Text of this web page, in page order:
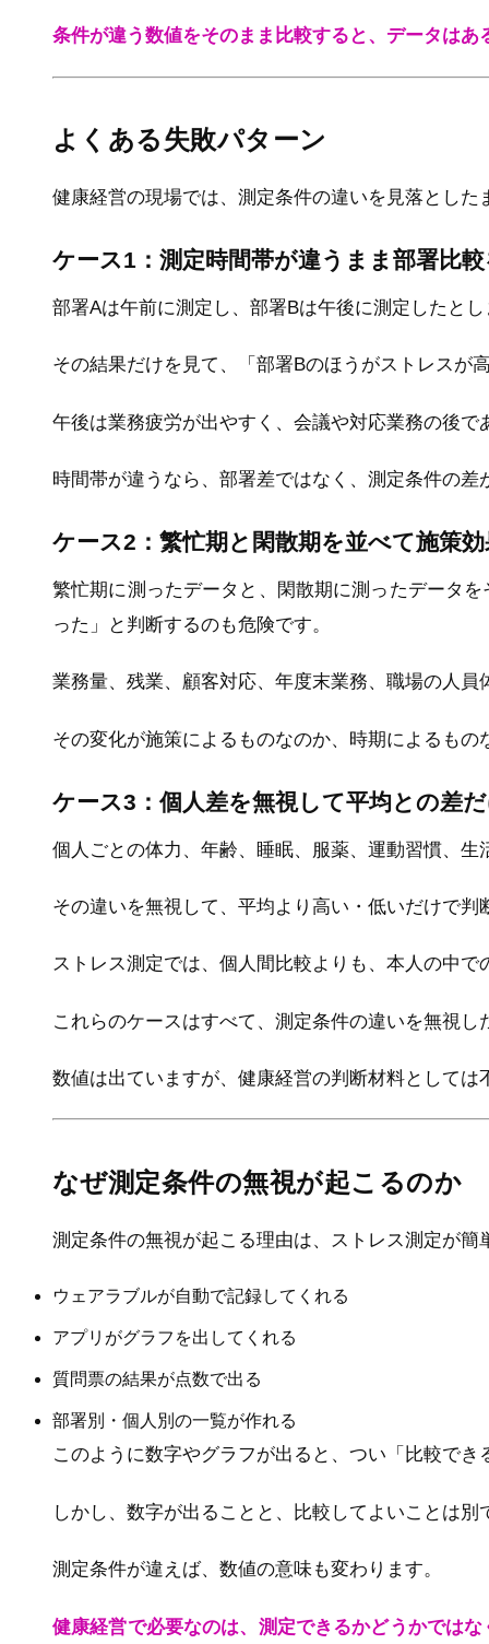
条件が違う数値をそのまま比較すると、データは
よくある失敗パターン
健康経営の現場では、測定条件の違いを見落とし
ケース1：測定時間帯が違うまま部署比
部署Aは午前に測定し、部署Bは午後に測定したと
その結果だけを見て、「部署Bのほうがストレスが
午後は業務疲労が出やすく、会議や対応業務の後
時間帯が違うなら、部署差ではなく、測定条件の
ケース2：繁忙期と閑散期を並べて施策
繁忙期に測ったデータと、閑散期に測ったデータ
った」と判断するのも危険です。
業務量、残業、顧客対応、年度末業務、職場の人
その変化が施策によるものなのか、時期によるも
ケース3：個人差を無視して平均との差
個人ごとの体力、年齢、睡眠、服薬、運動習慣、生
その違いを無視して、平均より高い・低いだけで
ストレス測定では、個人間比較よりも、本人の中
これらのケースはすべて、測定条件の違いを無視し
数値は出ていますが、健康経営の判断材料としては
なぜ測定条件の無視が起こるのか
測定条件の無視が起こる理由は、ストレス測定が簡
ウェアラブルが自動で記録してくれる
アプリがグラフを出してくれる
質問票の結果が点数で出る
部署別・個人別の一覧が作れる
このように数字やグラフが出ると、つい「比較でき
しかし、数字が出ることと、比較してよいことは別
測定条件が違えば、数値の意味も変わります。
健康経営で必要なのは、測定できるかどうかでは